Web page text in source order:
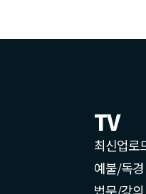
TV
최신업로
예불/독경